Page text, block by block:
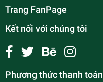
Trang FanPage
Kết nối với chúng tôi
Phương thức thanh toán